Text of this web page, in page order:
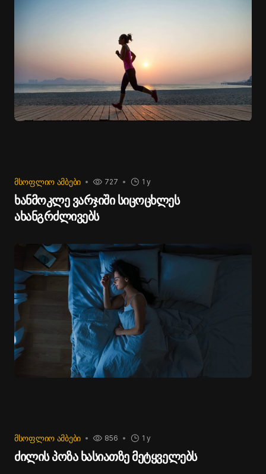
მხოლოდ რუსეთს ეხმარება. ზელენსკიმ ყველას
მოუწოდა, ყოველთვის ყურადღებით იყვნენ საჰაერო
განგაშის დროს.
ᲛᲡᲝᲤᲚᲘᲝ ᲐᲛᲑᲔᲑᲘ 1 y
727
ხანმოკლე ვარჯიში სიცოცხლეს
ახანგრძლივებს
ᲛᲡᲝᲤᲚᲘᲝ ᲐᲛᲑᲔᲑᲘ 1 y
856
ძილის პოზა ხასიათზე მეტყველებს